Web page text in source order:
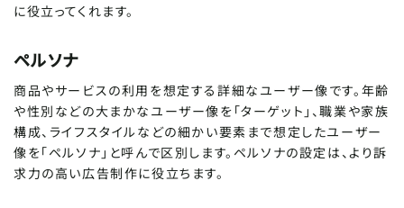
に役立ってくれます。
ペルソナ
商品やサービスの利用を想定する詳細なユーザー像です。年齢
や性別などの大まかなユーザー像を「ターゲット」、職業や家族
構成、ライフスタイルなどの細かい要素まで想定したユーザー
像を「ペルソナ」と呼んで区別します。ペルソナの設定は、より訴
求力の高い広告制作に役立ちます。